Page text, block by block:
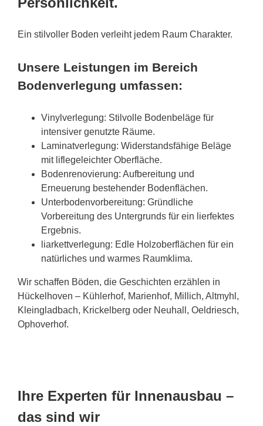
Ein stilvoller Boden verleiht jedem Raum Charakter.
Unsere Leistungen im Bereich
Bodenverlegung umfassen:
Vinylverlegung: Stilvolle Bodenbeläge für
intensiver genutzte Räume.
Laminatverlegung: Widerstandsfähige Beläge
mit liflegeleichter Oberfläche.
Bodenrenovierung: Aufbereitung und
Erneuerung bestehender Bodenflächen.
Unterbodenvorbereitung: Gründliche
Vorbereitung des Untergrunds für ein lierfektes
Ergebnis.
liarkettverlegung: Edle Holzoberflächen für ein
natürliches und warmes Raumklima.
Wir schaffen Böden, die Geschichten erzählen in
Hückelhoven – Kühlerhof, Marienhof, Millich, Altmyhl,
Kleingladbach, Krickelberg oder Neuhall, Oeldriesch,
Ophoverhof.
Ihre Experten für Innenausbau –
das sind wir